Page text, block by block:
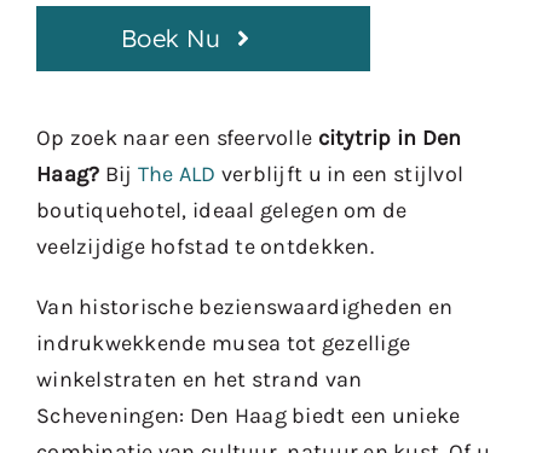
Boek Nu
Op zoek naar een sfeervolle citytrip in Den
Haag? Bij The ALD verblijft u in een stijlvol
boutiquehotel, ideaal gelegen om de
veelzijdige hofstad te ontdekken.
Van historische bezienswaardigheden en
indrukwekkende musea tot gezellige
winkelstraten en het strand van
Scheveningen: Den Haag biedt een unieke